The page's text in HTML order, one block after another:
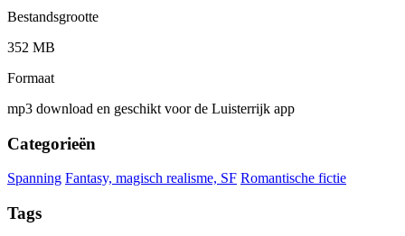
Bestandsgrootte
352 MB
Formaat
mp3 download en geschikt voor de Luisterrijk app
Categorieën
Spanning Fantasy, magisch realisme, SF Romantische fictie
Tags